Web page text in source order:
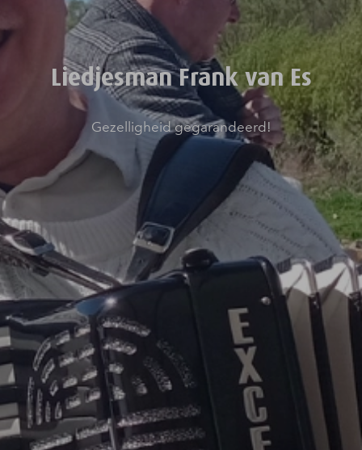
Liedjesman Frank van Es
Gezelligheid gegarandeerd!